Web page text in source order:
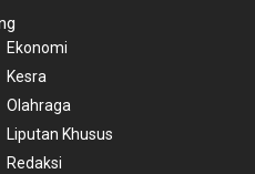
Ekonomi
Kesra
Olahraga
Liputan Khusus
Redaksi